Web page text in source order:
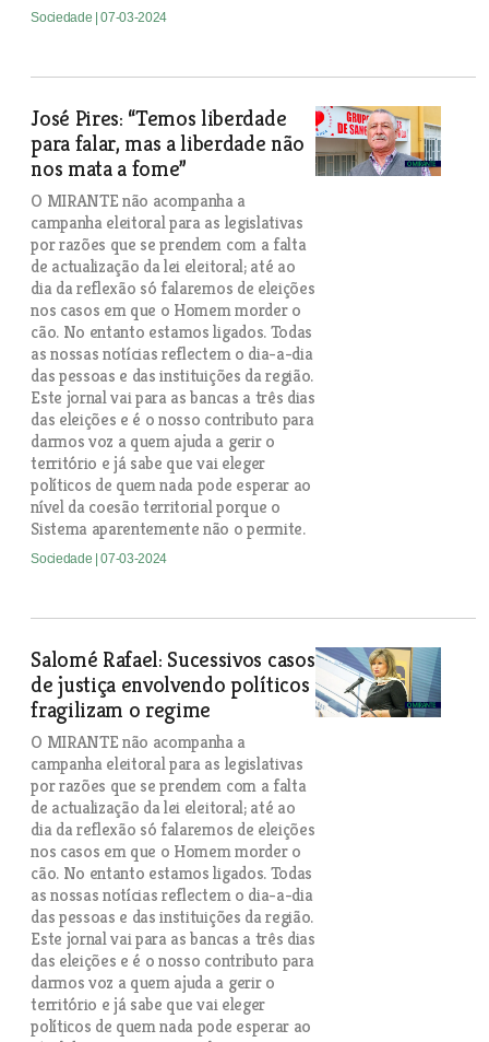
Sociedade | 07-03-2024
José Pires: “Temos liberdade
para falar, mas a liberdade não
nos mata a fome”
O MIRANTE não acompanha a
campanha eleitoral para as legislativas
por razões que se prendem com a falta
de actualização da lei eleitoral; até ao
dia da reflexão só falaremos de eleições
nos casos em que o Homem morder o
cão. No entanto estamos ligados. Todas
as nossas notícias reflectem o dia-a-dia
das pessoas e das instituições da região.
Este jornal vai para as bancas a três dias
das eleições e é o nosso contributo para
darmos voz a quem ajuda a gerir o
território e já sabe que vai eleger
políticos de quem nada pode esperar ao
nível da coesão territorial porque o
Sistema aparentemente não o permite.
Sociedade | 07-03-2024
Salomé Rafael: Sucessivos casos
de justiça envolvendo políticos
fragilizam o regime
O MIRANTE não acompanha a
campanha eleitoral para as legislativas
por razões que se prendem com a falta
de actualização da lei eleitoral; até ao
dia da reflexão só falaremos de eleições
nos casos em que o Homem morder o
cão. No entanto estamos ligados. Todas
as nossas notícias reflectem o dia-a-dia
das pessoas e das instituições da região.
Este jornal vai para as bancas a três dias
das eleições e é o nosso contributo para
darmos voz a quem ajuda a gerir o
território e já sabe que vai eleger
políticos de quem nada pode esperar ao